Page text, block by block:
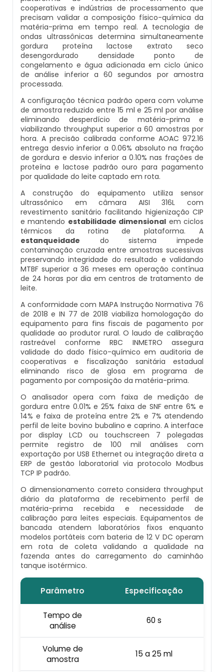
Empresa De Análise De Água
Empresas Que Fazem Análise De Água
Kit Análise De Agua Doce
Kit Análise De Água Piscicultura
Kit Análise De Agua Piscina
Kit Para Análise De Água
Laboratorio Análise Agua
Laboratório De Análise De Água
Laboratório Para Análise De Água Potável
Laudo De Análise De Água Potável
Onde Fazer Análise De Água Em Sp
Quanto Custa Para Fazer Análise De Agua
Quanto Custa Uma Análise De Água De
Poço
Teste De Água Potável
Efluentes Industriais
Laboratório Análise De Efluentes
Laboratório De Análise De Efluentes
Estação De Tratamento De Efluentes Ete Sp
Ete Estação De Tratamento De Efluentes Sp
Ete Efluentes
Resinas De Troca Iônica Para Deionizadores
Sistema De Tratamento De Água De Poço
Artesiano
Sistema De Tratamento De Água Osmose
Reversa
Industriais
Tratamento De Água De Trocador De Calor
Tratamento De Água Para Caldeira A Vapor
Tratamento De Água Para Caldeiras
Tratamento Químico De Água Para
Caldeiras
Venda De Osmose Reversa
Carvão Ativado Granulado
Comprar Filtro De Osmose Reversa
Distribuidor De Osmose Reversa
Distribuidor De Osmose Reversa De
Tratamento De Água
Filtro Para Poço Artesiano Com Carvão
Ativado
Membrana De Osmose Reversa
Osmose Reversa
Abrandador Residencial
Abrandador Manual
Desmineralizador De Água
Desmineralizador De Água Industrial
Desmineralizador Industrial
Desmineralizador Preço
Desmineralizador De Água Preço
Filtro Abrandador Residencial
Fabricante De Desmineralizador De Água
Desmineralizador De Água Portátil
Distribuidor De Abrandador
Fabricante De Resina De Troca Iônica
Fabricantes De Abrandadores
Filtro De Água Osmose Reversa
Filtro De Osmose Reversa
Filtro Desferrizador
Abrandador
Desmineralizador
Filtro De Agua Alta Vazão
Filtro De Fibra De Vidro
Filtro De Água Industrial
Filtro De Água Industrial Preço
Filtro De Água Para Indústria
Filtro De Água Para Poço Artesiano
Filtro De Água Para Poço Artesiano Preço
Filtro Deionizador Aquário
Deionizador Permution Manual
Deionizador De Ar
Deionizador A Venda
Onde Comprar Deionizador
Preço De Deionizador
Deionizador Em Sp
Deionizador Industrial
Filtro Para Remover Ferro E Manganês
Filtro Para Remoção De Ferro Na Água
Líquido Neutralizador De Ferrugem
Elemento Filtrante Para Remoção De Ferro
Removedor De Tinta Óleo Em Ferro
Removedor De Tinta Ferro
Removedor De Ferrugem De Ferro
Elementos Filtrantes Para Água
cooperativas e indústrias de processamento que
precisam validar a composição físico-química da
matéria-prima em tempo real. A tecnologia de
ondas ultrassônicas determina simultaneamente
gordura proteína lactose extrato seco
desengordurado densidade ponto de
congelamento e água adicionada em ciclo único
de análise inferior a 60 segundos por amostra
processada.
A configuração técnica padrão opera com volume
de amostra reduzido entre 15 ml e 25 ml por análise
eliminando desperdício de matéria-prima e
viabilizando throughput superior a 60 amostras por
hora. A precisão calibrada conforme AOAC 972.16
entrega desvio inferior a 0.06% absoluto na fração
de gordura e desvio inferior a 0.10% nas frações de
proteína e lactose padrão ouro para pagamento
por qualidade do leite captado em rota.
A construção do equipamento utiliza sensor
ultrassônico em câmara AISI 316L com
revestimento sanitário facilitando higienização CIP
e mantendo estabilidade dimensional em ciclos
térmicos da rotina de plataforma. A
estanqueidade do sistema impede
contaminação cruzada entre amostras sucessivas
preservando integridade do resultado e validando
MTBF superior a 36 meses em operação contínua
de 24 horas por dia em centros de tratamento de
leite.
A conformidade com MAPA Instrução Normativa 76
de 2018 e IN 77 de 2018 viabiliza homologação do
equipamento para fins fiscais de pagamento por
qualidade ao produtor rural. O laudo de calibração
rastreável conforme RBC INMETRO assegura
validade do dado físico-químico em auditoria de
cooperativas e fiscalização sanitária estadual
eliminando risco de glosa em programa de
pagamento por composição da matéria-prima.
O analisador opera com faixa de medição de
gordura entre 0.01% e 25% faixa de SNF entre 6% e
14% e faixa de proteína entre 2% e 7% atendendo
perfil de leite bovino bubalino e caprino. A interface
por display LCD ou touchscreen 7 polegadas
permite registro de 100 mil análises com
exportação por USB Ethernet ou integração direta a
ERP de gestão laboratorial via protocolo Modbus
TCP IP padrão.
O dimensionamento correto considera throughput
diário da plataforma de recebimento perfil de
matéria-prima recebida e necessidade de
calibração para leites especiais. Equipamentos de
bancada atendem laboratórios fixos enquanto
modelos portáteis com bateria de 12 V DC operam
em rota de coleta validando a qualidade na
fazenda antes do carregamento do caminhão
tanque isotérmico.
Parâmetro Especificação
Tempo de
análise
60 s
Volume de
amostra
15 a 25 ml